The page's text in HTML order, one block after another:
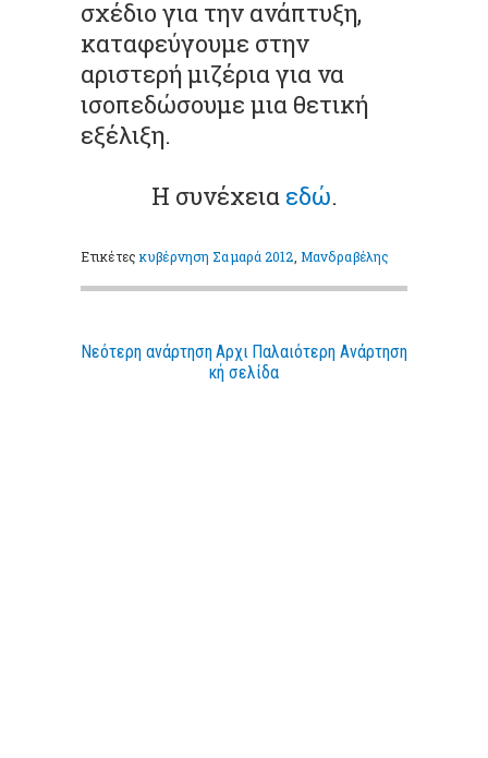
σχέδιο για την ανάπτυξη,
καταφεύγουμε στην
αριστερή μιζέρια για να
ισοπεδώσουμε μια θετική
εξέλιξη.
Η συνέχεια εδώ.
Ετικέτεςκυβέρνηση Σαμαρά 2012 Μανδραβέλης
Νεότερη ανάρτηση Παλαιότερη Ανάρτηση
Αρχι
κή σελίδα